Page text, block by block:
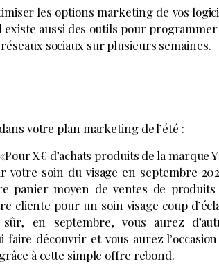
les options marketing de vos
existe aussi des outils pour
sociaux sur plusieurs semaines.
votre plan marketing de l’été :
X€ d’achats produits de la marque
soin du visage en septembre
panier moyen de ventes de produits
cliente pour un soin visage coup
en septembre, vous aurez
découvrir et vous aurez
à cette simple offre rebond.